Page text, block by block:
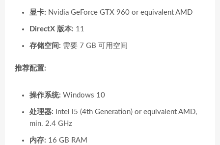
显卡: Nvidia GeForce GTX 960 or equivalent AMD
DirectX 版本: 11
存储空间: 需要 7 GB 可用空间
推荐配置:
操作系统: Windows 10
处理器: Intel i5 (4th Generation) or equivalent AMD,
min. 2.4 GHz
内存: 16 GB RAM